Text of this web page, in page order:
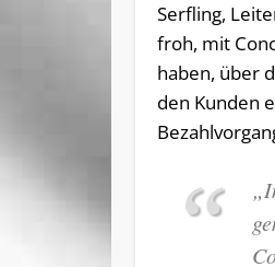
Serfling,
froh, mit
haben, über
den Kunden